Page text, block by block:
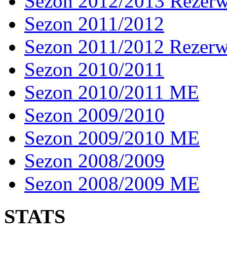
Sezon 2011/2012
Sezon 2011/2012
Sezon 2010/2011
Sezon 2010/2011 ME
Sezon 2009/2010
Sezon 2009/2010 ME
Sezon 2008/2009
Sezon 2008/2009 ME
STATS